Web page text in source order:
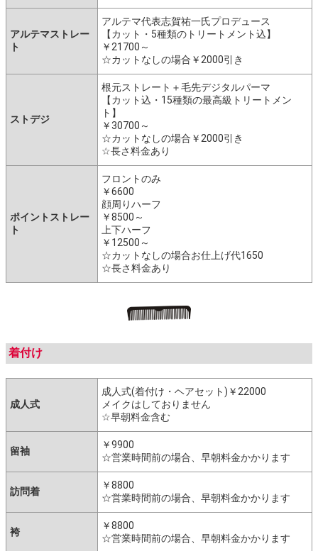
アルテマストレー
ト
アルテマ代表志賀祐一氏プロデュース
【カット・5種類のトリートメント込】
￥21700～
☆カットなしの場合￥2000引き
ストデジ
根元ストレート＋毛先デジタルパーマ
【カット込・15種類の最高級トリートメン
ト】
￥30700～
☆カットなしの場合￥2000引き
☆長さ料金あり
ポイントストレー
ト
フロントのみ
￥6600
顔周りハーフ
￥8500～
上下ハーフ
￥12500～
☆カットなしの場合お仕上げ代1650
☆長さ料金あり
着付け
成人式
成人式(着付け・ヘアセット)￥22000
メイクはしておりません
☆早朝料金含む
留袖
￥9900
☆営業時間前の場合、早朝料金かかります
訪問着
￥8800
☆営業時間前の場合、早朝料金かかります
袴
￥8800
☆営業時間前の場合、早朝料金かかります